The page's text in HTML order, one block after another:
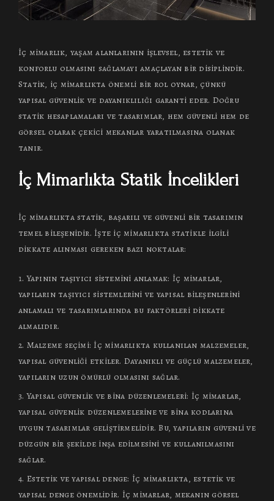
İç mimarlık, yaşam alanlarının işlevsel, estetik ve
konforlu olmasını sağlamayı amaçlayan bir disiplindir.
Statik, iç mimarlıkta önemli bir rol oynar, çünkü
yapısal güvenlik ve dayanıklılığı garanti eder. Doğru
statik hesaplamaları ve tasarımlar, hem güvenli hem de
görsel olarak çekici mekanlar yaratılmasına olanak
tanır.
İç Mimarlıkta Statik İncelikleri
İç mimarlıkta statik, başarılı ve güvenli bir tasarımın
temel bileşenidir. İşte iç mimarlıkta statikle ilgili
dikkate alınması gereken bazı noktalar:
Yapının taşıyıcı sistemini anlamak: İç mimarlar,
yapıların taşıyıcı sistemlerini ve yapısal bileşenlerini
anlamalı ve tasarımlarında bu faktörleri dikkate
almalıdır.
Malzeme seçimi: İç mimarlıkta kullanılan malzemeler,
yapısal güvenliği etkiler. Dayanıklı ve güçlü malzemeler,
yapıların uzun ömürlü olmasını sağlar.
Yapısal güvenlik ve bina düzenlemeleri: İç mimarlar,
yapısal güvenlik düzenlemelerine ve bina kodlarına
uygun tasarımlar geliştirmelidir. Bu, yapıların güvenli ve
düzgün bir şekilde inşa edilmesini ve kullanılmasını
sağlar.
Estetik ve yapısal denge: İç mimarlıkta, estetik ve
yapısal denge önemlidir. İç mimarlar, mekanın görsel